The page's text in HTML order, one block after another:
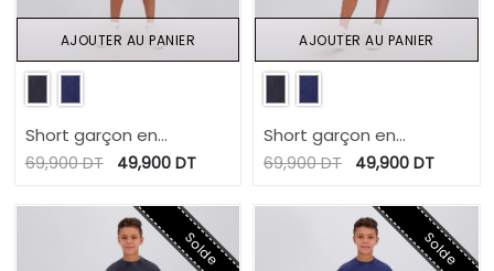
Short garçon en
molleton délavé
69,900DT 49,900DT
AJOUTER AU PANIER
Short garçon en
molleton délavé
69,900DT 49,900 DT
AJOUTER AU PANIER
Solde Solde